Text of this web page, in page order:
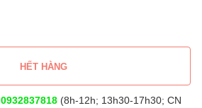
HẾT HÀNG
0932837818(8h-12h; 13h30-17h30; CN